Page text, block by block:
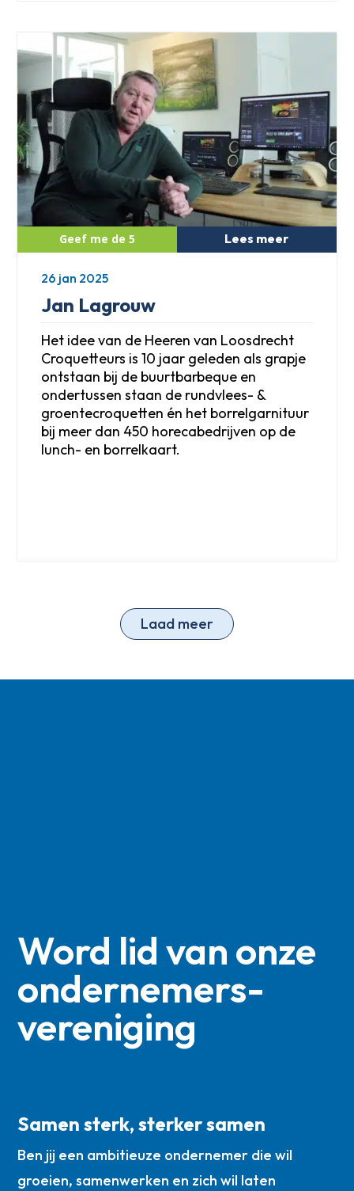
Jan Lagrouw
Het idee van de Heeren van Loosdrecht
Croquetteurs is 10 jaar geleden als grapje
ontstaan bij de buurtbarbeque en
ondertussen staan de rundvlees- &
groentecroquetten én het borrelgarnituur
bij meer dan 450 horecabedrijven op de
lunch- en borrelkaart.
Lees meer
26 jan 2025
Laad meer
Word lid van onze
ondernemers­
vereniging
Samen sterk, sterker samen
Ben jij een ambitieuze ondernemer die wil
groeien, samenwerken en zich wil laten